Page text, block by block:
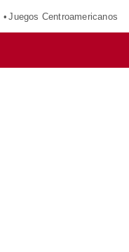
Juegos Centroamericanos